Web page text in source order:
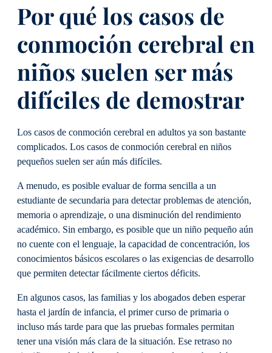
Por qué los casos de
conmoción cerebral en
niños suelen ser más
difíciles de demostrar
Los casos de conmoción cerebral en adultos ya son bastante
complicados. Los casos de conmoción cerebral en niños
pequeños suelen ser aún más difíciles.
A menudo, es posible evaluar de forma sencilla a un
estudiante de secundaria para detectar problemas de atención,
memoria o aprendizaje, o una disminución del rendimiento
académico. Sin embargo, es posible que un niño pequeño aún
no cuente con el lenguaje, la capacidad de concentración, los
conocimientos básicos escolares o las exigencias de desarrollo
que permiten detectar fácilmente ciertos déficits.
En algunos casos, las familias y los abogados deben esperar
hasta el jardín de infancia, el primer curso de primaria o
incluso más tarde para que las pruebas formales permitan
tener una visión más clara de la situación. Ese retraso no